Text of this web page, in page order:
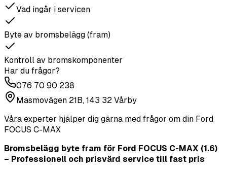
Vad ingår i servicen
Byte av bromsbelägg (fram)
Kontroll av bromskomponenter
Har du frågor?
076 70 90 238
Masmovägen 21B, 143 32 Vårby
Våra experter hjälper dig gärna med frågor om din Ford
FOCUS C-MAX
Bromsbelägg byte fram för Ford FOCUS C-MAX (1.6)
– Professionell och prisvärd service till fast pris